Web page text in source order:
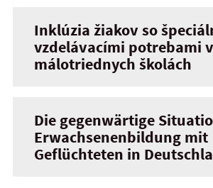
Inklúzia žiakov so
vzdelávacími potrebami v
málotriednych školách
Die gegenwärtige
Erwachsenenbildung mit
Geflüchteten in